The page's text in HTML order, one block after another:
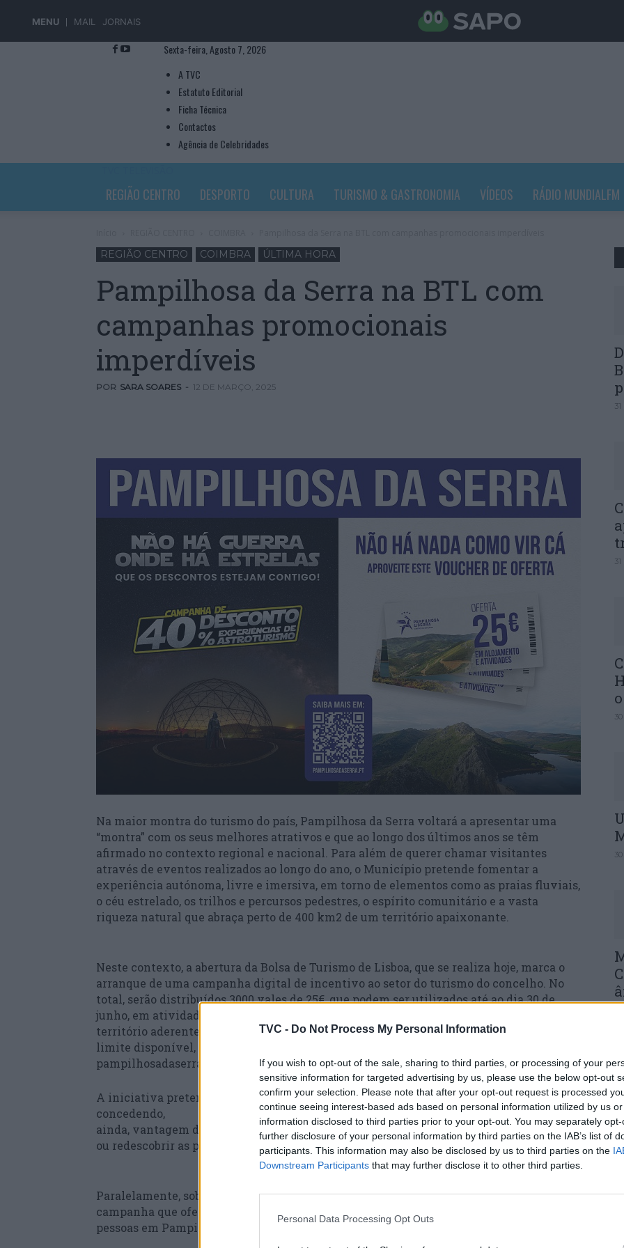
TVC - Do Not Process My Personal Information
If you wish to opt-out of the sale, sharing to third parties, or processing of your
sensitive information for targeted advertising by us, please use the below opt-out
confirm your selection. Please note that after your opt-out request is processed
continue seeing interest-based ads based on personal information utilized by us
information disclosed to third parties prior to your opt-out. You may separately
further disclosure of your personal information by third parties on the IAB’s list of
participants. This information may also be disclosed by us to third parties on the
Downstream Participants that may further disclose it to other third parties.
Personal Data Processing Opt Outs
MENU MAIL JORNAIS
Sexta-feira, Agosto 7, 2026
A TVC
Estatuto Editorial
Ficha Técnica
Contactos
Agência de Celebridades
REGIÃO CENTRO DESPORTO CULTURA TURISMO & GASTRONOMIA VÍDEOS RÁDIO MUNDIALFM
REGIÃO CENTRO COIMBRA ÚLTIMA HORA
Pampilhosa da Serra na BTL com
campanhas promocionais
imperdíveis
POR SARA SOARES - 12 DE MARÇO, 2025
Na maior montra do turismo do país, Pampilhosa da Serra voltará a apresentar uma
“montra” com os seus melhores atrativos e que ao longo dos últimos anos se têm
afirmado no contexto regional e nacional. Para além de querer chamar visitantes
através de eventos realizados ao longo do ano, o Município pretende fomentar a
experiência autónoma, livre e imersiva, em torno de elementos como as praias fluviais,
o céu estrelado, os trilhos e percursos pedestres, o espírito comunitário e a vasta
riqueza natural que abraça perto de 400 km2 de um território apaixonante.
Neste contexto, a abertura da Bolsa de Turismo de Lisboa, que se realiza hoje, marca o
arranque de uma campanha digital de incentivo ao setor do turismo do concelho. No
total, serão distribuídos 3000 vales de 25€, que podem ser utilizados até ao dia 30 de
junho, em atividades de animação turística ou reservas nas unidades de alojamento do
território aderentes. A campanha decorre até ao dia 31 de maio ou até ser atingido o
limite disponível, sendo que o vale pode ser solicitado através do site
pampilhosadaserra.pt, que posteriormente será enviado para o email do requerente.
A iniciativa pretende aumentar a notoriedade do destino Pampilhosa da Serra,
concedendo,
ainda, vantagem direta aos parceiros turísticos e a todos os interessados em descobrir
ou redescobrir as potencialidades do concelho. Mas não é só.
Paralelamente, sob o mote “Não Há Guerra Onde Há Estrelas”, decorrerá uma segunda
campanha que oferece um desconto de 40% em experiências de astroturismo para duas
pessoas em Pampilhosa da Serra.